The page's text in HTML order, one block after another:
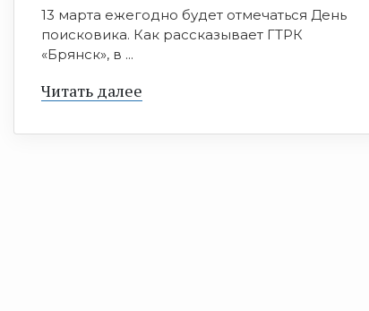
13 марта ежегодно будет отмечаться День
поисковика. Как рассказывает ГТРК
«Брянск», в ...
Читать далее